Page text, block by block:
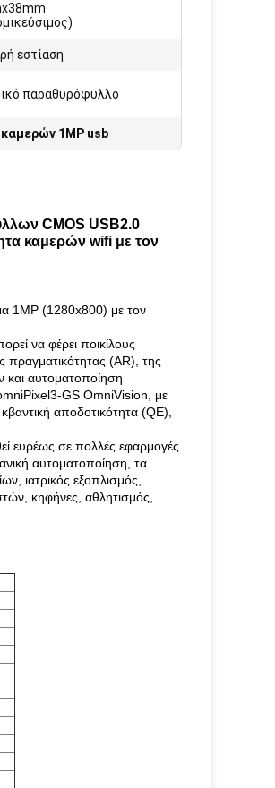
εστίαση
παραθυρόφυλλο
1MP usb
CMOS USB2.0
καμερών wifi με τον
1MP (1280x800) με τον
να φέρει ποικίλους
πραγματικότητας (AR), της
και αυτοματοποίηση
GS OmniVision, με
αποδοτικότητα (QE),
ευρέως σε πολλές εφαρμογές
αυτοματοποίηση, τα
ιατρικός εξοπλισμός,
κηφήνες, αθλητισμός,